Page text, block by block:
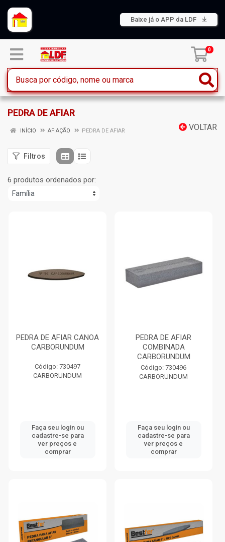
Baixe já o APP da LDF
0
PEDRA DE AFIAR
VOLTAR
INÍCIO AFIAÇÃO PEDRA DE AFIAR
Filtros
6 produtos ordenados por:
PEDRA DE AFIAR CANOA
CARBORUNDUM
Código: 730497
CARBORUNDUM
Faça seu login ou
cadastre-se para
ver preços e
comprar
PEDRA DE AFIAR
COMBINADA
CARBORUNDUM
Código: 730496
CARBORUNDUM
Faça seu login ou
cadastre-se para
ver preços e
comprar